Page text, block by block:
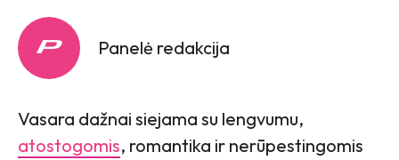
Panelė redakcija
Vasara dažnai siejama su lengvumu,
atostogomis, romantika ir nerūpestingomis